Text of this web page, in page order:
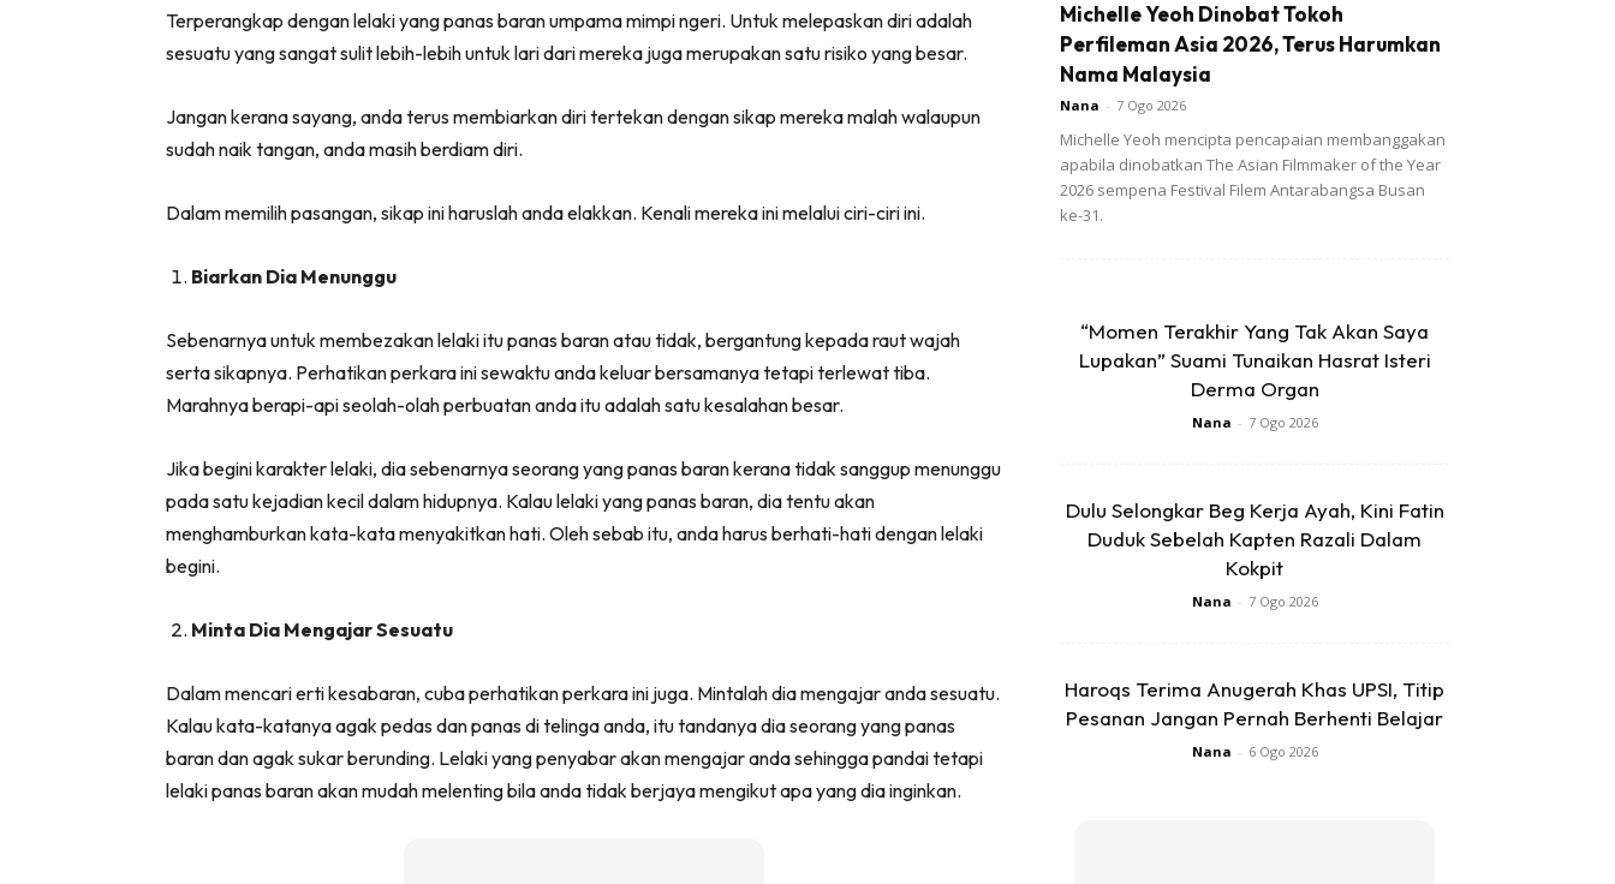
(Twitter)
Terperangkap dengan lelaki yang panas baran umpama mimpi ngeri. Untuk melepaskan diri adalah
sesuatu yang sangat sulit lebih-lebih untuk lari dari mereka juga merupakan satu risiko yang besar.
Jangan kerana sayang, anda terus membiarkan diri tertekan dengan sikap mereka malah walaupun
sudah naik tangan, anda masih berdiam diri.
Dalam memilih pasangan, sikap ini haruslah anda elakkan. Kenali mereka ini melalui ciri-ciri ini.
Biarkan Dia Menunggu
Sebenarnya untuk membezakan lelaki itu panas baran atau tidak, bergantung kepada raut wajah
serta sikapnya. Perhatikan perkara ini sewaktu anda keluar bersamanya tetapi terlewat tiba.
Marahnya berapi-api seolah-olah perbuatan anda itu adalah satu kesalahan besar.
Jika begini karakter lelaki, dia sebenarnya seorang yang panas baran kerana tidak sanggup menunggu
pada satu kejadian kecil dalam hidupnya. Kalau lelaki yang panas baran, dia tentu akan
menghamburkan kata-kata menyakitkan hati. Oleh sebab itu, anda harus berhati-hati dengan lelaki
begini.
Minta Dia Mengajar Sesuatu
Dalam mencari erti kesabaran, cuba perhatikan perkara ini juga. Mintalah dia mengajar anda sesuatu.
Kalau kata-katanya agak pedas dan panas di telinga anda, itu tandanya dia seorang yang panas
baran dan agak sukar berunding. Lelaki yang penyabar akan mengajar anda sehingga pandai tetapi
lelaki panas baran akan mudah melenting bila anda tidak berjaya mengikut apa yang dia inginkan.
Michelle Yeoh Dinobat Tokoh
Perfileman Asia 2026, Terus Harumkan
Nama Malaysia
Nana - 7 Ogo 2026
Michelle Yeoh mencipta pencapaian membanggakan
apabila dinobatkan The Asian Filmmaker of the Year
2026 sempena Festival Filem Antarabangsa Busan
ke-31.
“Momen Terakhir Yang Tak Akan Saya
Lupakan” Suami Tunaikan Hasrat Isteri
Derma Organ
Nana - 7 Ogo 2026
Dulu Selongkar Beg Kerja Ayah, Kini Fatin
Duduk Sebelah Kapten Razali Dalam
Kokpit
Nana - 7 Ogo 2026
Haroqs Terima Anugerah Khas UPSI, Titip
Pesanan Jangan Pernah Berhenti Belajar
Nana - 6 Ogo 2026